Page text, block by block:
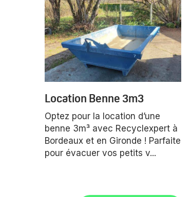
Location Benne 3m3
Optez pour la location d’une
benne 3m³ avec Recyclexpert à
Bordeaux et en Gironde ! Parfaite
pour évacuer vos petits v...